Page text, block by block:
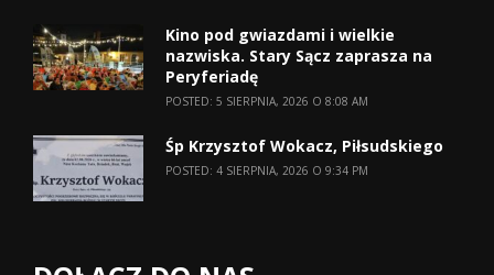
Kino pod gwiazdami i wielkie
nazwiska. Stary Sącz zaprasza na
Peryferiadę
POSTED: 5 SIERPNIA, 2026 O 8:08 AM
Śp Krzysztof Wokacz, Piłsudskiego
POSTED: 4 SIERPNIA, 2026 O 9:34 PM